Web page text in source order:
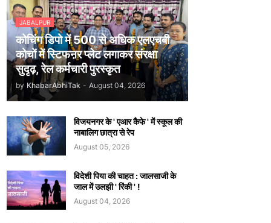
JABALPUR
कोचिंग डिपो में 500 से अधिक एलएचबी
कोचों में स्टिफऩर प्लेट लगाकर संरक्षा
सुदृढ़, रेल कर्मचारी पुरस्कृत
by KhabarAbhiTak - August 04, 2026
विजयनगर के ' एआर कैफे ' में स्कूल की
नाबालिग छात्रा से रेप
August 05, 2026
विदेशी पिया की चाहत : जालसाजी के
जाल में उलझी ' रिंकी ' !
August 04, 2026